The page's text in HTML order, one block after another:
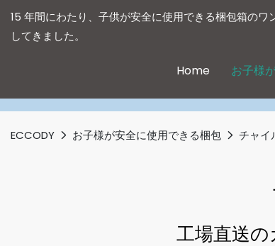
15 年間にわたり、子供が安全に使用できる梱包箱の
してきました。
Home お子様
ECCODY お子様が安全に使用できる梱包 チャイ
工場直送の